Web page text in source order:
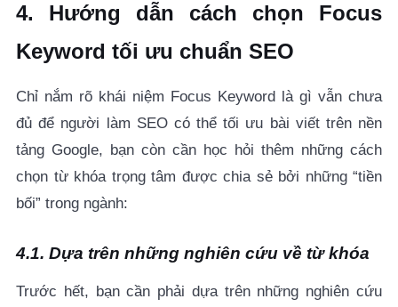
4. Hướng dẫn cách chọn Focus
Keyword tối ưu chuẩn SEO
Chỉ nắm rõ khái niệm Focus Keyword là gì vẫn chưa
đủ để người làm SEO có thể tối ưu bài viết trên nền
tảng Google, bạn còn cần học hỏi thêm những cách
chọn từ khóa trọng tâm được chia sẻ bởi những “tiền
bối” trong ngành:
4.1. Dựa trên những nghiên cứu về từ khóa
Trước hết, bạn cần phải dựa trên những nghiên cứu